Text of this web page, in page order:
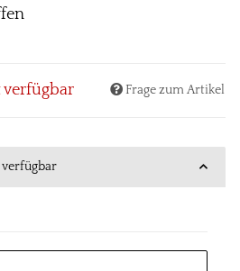
Frage zum Artikel